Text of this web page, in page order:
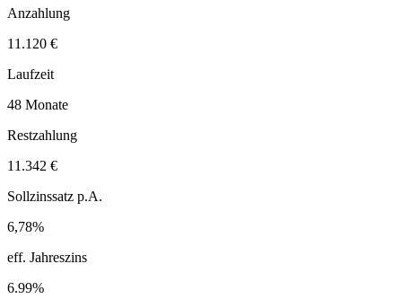
Anzahlung
11.120 €
Laufzeit
48 Monate
Restzahlung
11.342 €
Sollzinssatz p.A.
6,78%
eff. Jahreszins
6.99%